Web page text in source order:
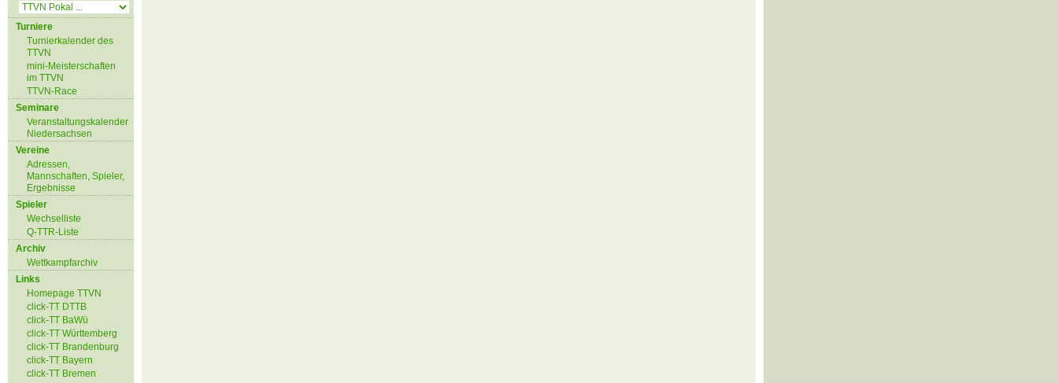
Turniere
Turnierkalender des
TTVN
mini-Meisterschaften
im TTVN
TTVN-Race
Seminare
Veranstaltungskalender
Niedersachsen
Vereine
Adressen,
Mannschaften, Spieler,
Ergebnisse
Spieler
Wechselliste
Q-TTR-Liste
Archiv
Wettkampfarchiv
Links
Homepage TTVN
click-TT DTTB
click-TT BaWü
click-TT Württemberg
click-TT Brandenburg
click-TT Bayern
click-TT Bremen